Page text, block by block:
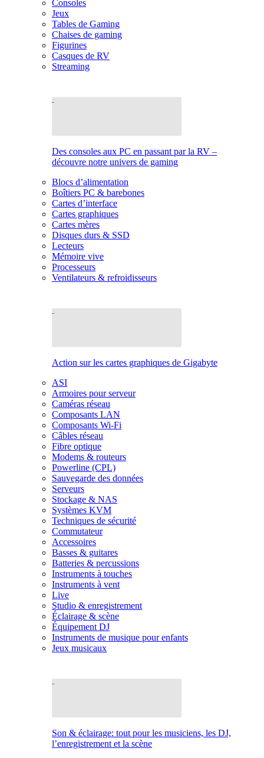
Consoles
Jeux
Tables de Gaming
Chaises de gaming
Figurines
Casques de RV
Streaming
Des consoles aux PC en passant par la RV –
découvre notre univers de gaming
Blocs d’alimentation
Boîtiers PC & barebones
Cartes d’interface
Cartes graphiques
Cartes mères
Disques durs & SSD
Lecteurs
Mémoire vive
Processeurs
Ventilateurs & refroidisseurs
Action sur les cartes graphiques de Gigabyte
ASI
Armoires pour serveur
Caméras réseau
Composants LAN
Composants Wi-Fi
Câbles réseau
Fibre optique
Modems & routeurs
Powerline (CPL)
Sauvegarde des données
Serveurs
Stockage & NAS
Systèmes KVM
Techniques de sécurité
Commutateur
Accessoires
Basses & guitares
Batteries & percussions
Instruments à touches
Instruments à vent
Live
Studio & enregistrement
Éclairage & scène
Équipement DJ
Instruments de musique pour enfants
Jeux musicaux
Son & éclairage: tout pour les musiciens, les DJ,
l’enregistrement et la scène